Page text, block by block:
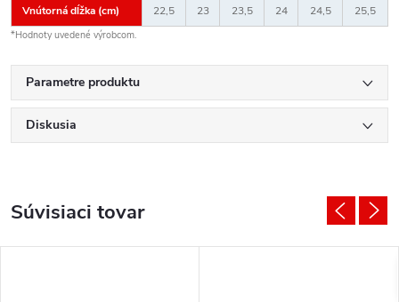
Vnútorná dĺžka (cm) 22,5 23 23,5 24 24,5 25,5
*Hodnoty uvedené výrobcom.
Parametre produktu
Diskusia
Súvisiaci tovar